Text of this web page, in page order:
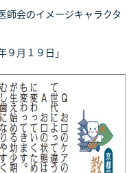
会のイメージキャラクタ
９月１９日」